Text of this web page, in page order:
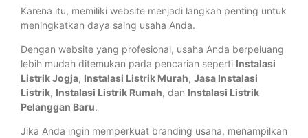
Karena itu, memiliki website menjadi langkah penting untuk
meningkatkan daya saing usaha Anda.
Dengan website yang profesional, usaha Anda berpeluang
lebih mudah ditemukan pada pencarian seperti Instalasi
Listrik Jogja, Instalasi Listrik Murah, Jasa Instalasi
Listrik, Instalasi Listrik Rumah, dan Instalasi Listrik
Pelanggan Baru.
Jika Anda ingin memperkuat branding usaha, menampilkan